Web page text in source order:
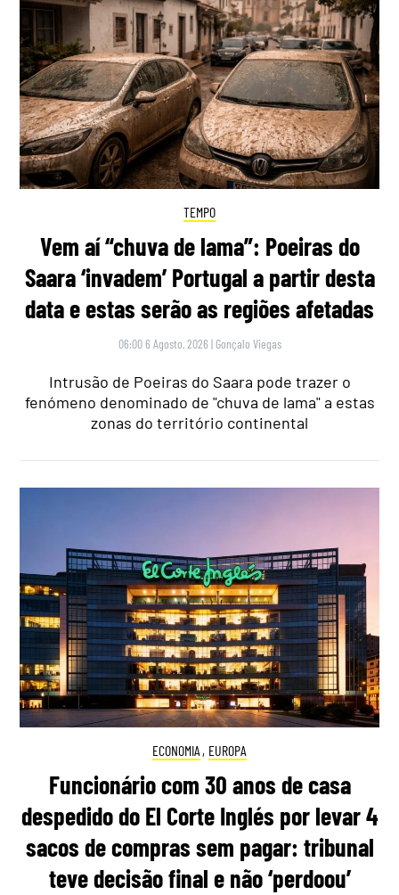
TEMPO
Vem aí “chuva de lama”: Poeiras do
Saara ‘invadem’ Portugal a partir desta
data e estas serão as regiões afetadas
06:00 6 Agosto, 2026 | Gonçalo Viegas
Intrusão de Poeiras do Saara pode trazer o
fenómeno denominado de "chuva de lama" a estas
zonas do território continental
ECONOMIA , EUROPA
Funcionário com 30 anos de casa
despedido do El Corte Inglés por levar 4
sacos de compras sem pagar: tribunal
teve decisão final e não ‘perdoou’